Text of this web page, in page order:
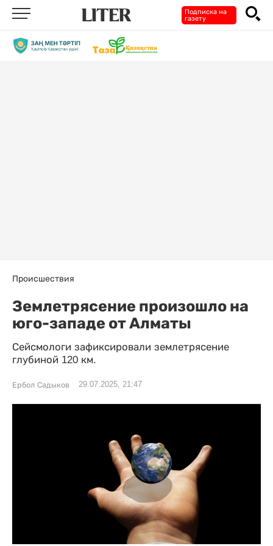
Подписка на
газету
Происшествия
Землетрясение произошло на
юго-западе от Алматы
Сейсмологи зафиксировали землетрясение
глубиной 120 км.
Ербол Садыков 29.07.2025, 21:47